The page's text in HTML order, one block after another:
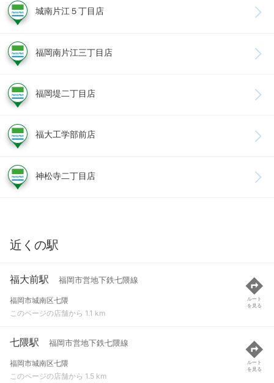
城南片江５丁目店
福岡南片江三丁目店
福岡堤二丁目店
福大工学部前店
神松寺二丁目店
近くの駅
福大前駅 福岡市営地下鉄七隈線
福岡市城南区七隈
このページの店舗から 1.1 km
ルート
を見る
七隈駅 福岡市営地下鉄七隈線
福岡市城南区七隈
このページの店舗から 1.5 km
ルート
を見る